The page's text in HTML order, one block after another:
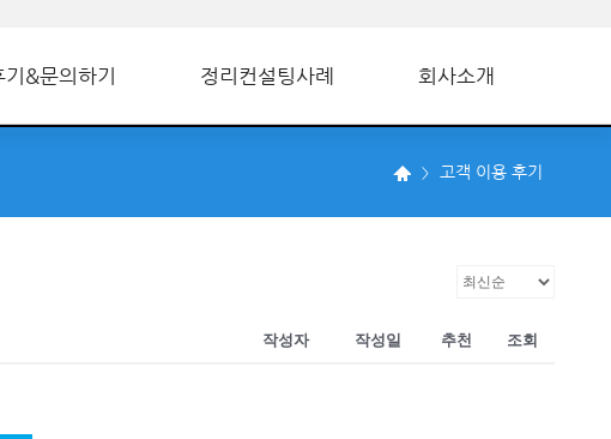
&문의하기 정리컨설팅사례 회사소개
고객 이용 후기
작성자 작성일 추천 조회